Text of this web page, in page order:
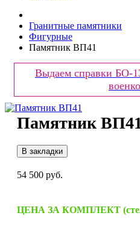
Гранитные памятники
Фигурные
Памятник ВП41
Выдаем справки БО-
Памятник
В закладки
54 500 руб.
ЦЕНА ЗА КОМПЛЕКТ